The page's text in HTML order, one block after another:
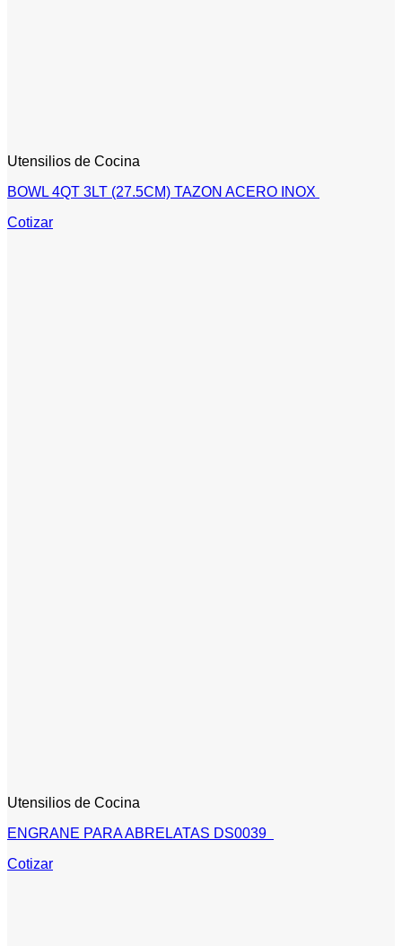
Utensilios de Cocina
BOWL 4QT 3LT (27.5CM) TAZON ACERO INOX
Cotizar
Utensilios de Cocina
ENGRANE PARA ABRELATAS DS0039
Cotizar